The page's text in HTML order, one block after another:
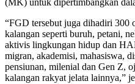
(MK) untuk dipertimbangkan
“FGD tersebut juga dihadiri 300
kalangan seperti buruh, petani,
aktivis lingkungan hidup dan
migran, akademisi, mahasiswa,
pensiunan, milenial dan Gen Z,
kalangan rakyat jelata lainnya,”